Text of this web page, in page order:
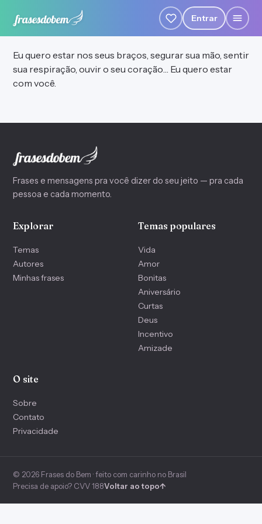
Entrar
Eu quero estar nos seus braços, segurar sua mão, sentir
sua respiração, ouvir o seu coração… Eu quero estar
com você.
Frases e mensagens pra você dizer do seu jeito — pra cada
pessoa e cada momento.
Explorar
Temas
Autores
Minhas frases
Temas populares
Vida
Amor
Bonitas
Aniversário
Curtas
Deus
Incentivo
Amizade
O site
Sobre
Contato
Privacidade
© 2026 Frases do Bem · feito com carinho no Brasil
Precisa de apoio? CVV 188Voltar ao topo↑